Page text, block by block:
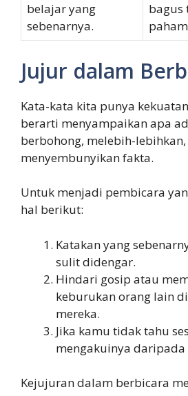
belajar yang
sebenarnya.
bagus
Jujur dalam
Kata-kata kita punya
berarti menyampaikan apa
berbohong, melebih-
menyembunyikan fakta.
Untuk menjadi pembicara
hal berikut:
Katakan yang
sulit didengar.
Hindari gosip atau
keburukan orang lain
mereka.
Jika kamu tidak tahu
mengakuinya
Kejujuran dalam berbicara